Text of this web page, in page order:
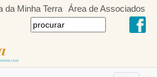
da Minha Terra Área de Associados